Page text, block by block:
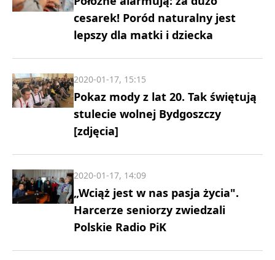
cesarek! Poród naturalny jest
lepszy dla matki i dziecka
Pokaz mody z lat 20. Tak świętują
stulecie wolnej Bydgoszczy
[zdjęcia]
2020-01-17, 15:15
„Wciąż jest w nas pasja życia".
Harcerze seniorzy zwiedzali
Polskie Radio PiK
2020-01-17, 14:09